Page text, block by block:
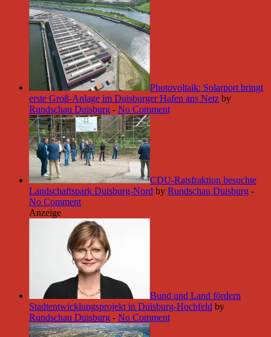
Photovoltaik: Solarport bringt
erste Groß-Anlage im Duisburger Hafen ans Netz by
Rundschau Duisburg - No Comment
CDU-Ratsfraktion besuchte
Landschaftspark Duisburg-Nord by Rundschau Duisburg -
No Comment
Anzeige
Bund und Land fördern
Stadtentwicklungsprojekt in Duisburg-Hochfeld by
Rundschau Duisburg - No Comment